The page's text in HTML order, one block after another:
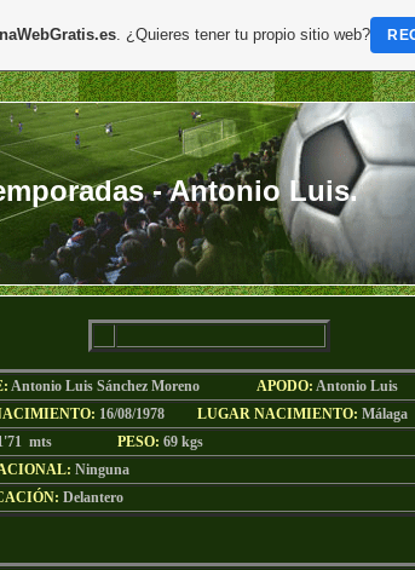
- Antonio Luis.
Antonio Luis Sánchez Moreno APODO: Antonio Luis
16/08/1978 LUGAR NACIMIENTO: Málaga
mts PESO: 69 kgs
Ninguna
Delantero
. ¿Quieres tener tu propio sitio web?